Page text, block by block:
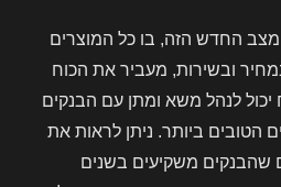
החדש הזה, בו כל המוצרים
ובשירות, מעביר את הכוח
יכול לנהל משא ומתן עם הבנקים
הטובים ביותר. ניתן לראות את
שהבנקים משקיעים בשנים